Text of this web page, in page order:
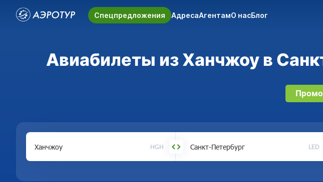
Спецпредложения АдресаАгентамО насБлог
Авиабилеты из Ханчжоу в
HGH LED